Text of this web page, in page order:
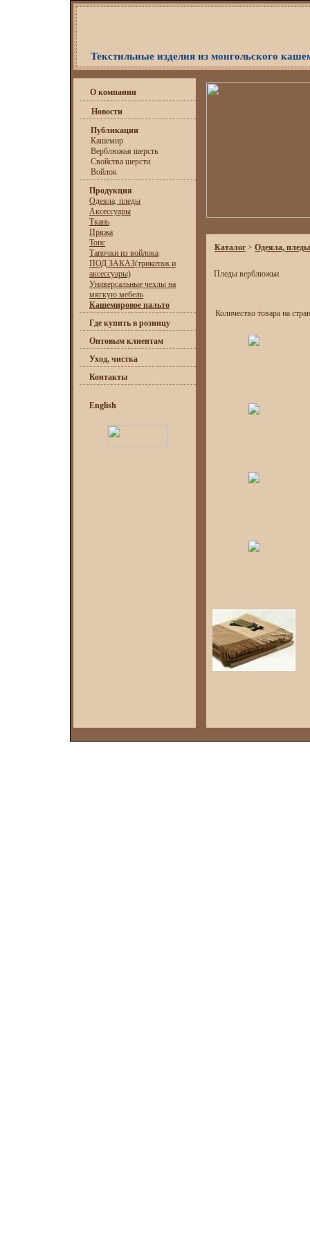
Текстильные изделия из монгольского
О компании
Новости
Публикации
Кашемир
Верблюжья шерсть
Свойства шерсти
Войлок
Продукция
Одеяла, пледы
Аксессуары
Ткань
Пряжа
Топс
Тапочки из войлока
ПОД ЗАКАЗ(трикотаж и
аксессуары)
Универсальные чехлы на
мягкую мебель
Кашемировое пальто
Где купить в розницу
Оптовым клиентам
Уход, чистка
Контакты
English
Каталог > Одеяла, пледы
Пледы верблюжьи
Количество товара на